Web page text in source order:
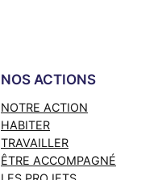
NOS ACTIONS
NOTRE ACTION
HABITER
TRAVAILLER
ÊTRE ACCOMPAGNÉ